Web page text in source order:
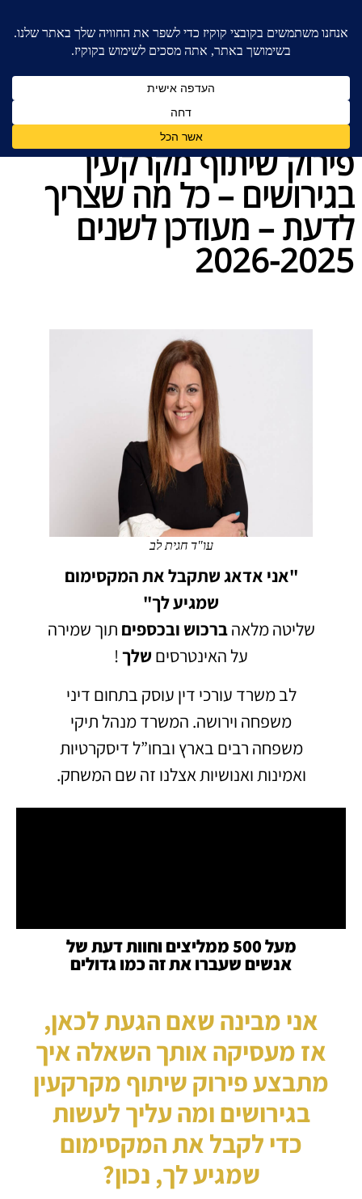
פירוק שיתוף מקרקעין בגירושים –
כל מה שצריך לדעת – מעודכן לשנים 2026-2025
פירוק שיתוף מקרקעין
בגירושים – כל מה שצריך
לדעת – מעודכן לשנים
2026-2025
עו"ד חגית לב
"אני אדאג שתקבל את המקסימום
שמגיע לך"
שליטה מלאהברכוש ובכספים תוך שמירה
על האינטרסים שלך!
לב משרד עורכי דין עוסק בתחום דיני
משפחה וירושה. המשרד מנהל תיקי
משפחה רבים בארץ ובחו”ל דיסקרטיות
ואמינות ואנושיות אצלנו זה שם המשחק.
מעל 500 ממליצים וחוות דעת של
אנשים שעברו את זה כמו גדולים
אני מבינה שאם הגעת לכאן,
אז מעסיקה אותך השאלה איך
מתבצעפירוק שיתוף מקרקעין
בגירושיםומה עליך לעשות
כדי לקבל את המקסימום
שמגיע לך, נכון?